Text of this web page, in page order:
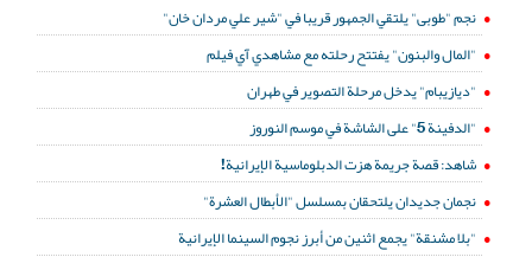
نجم "طوبى" يلتقي الجمهور قريبا في "شير علي مردان خان"
"المال والبنون" يفتتح رحلته مع مشاهدي آي فيلم
"ديازيبام" يدخل مرحلة التصوير في طهران
"الدفينة 5" على الشاشة في موسم النوروز
شاهد: قصة جريمة هزت الدبلوماسية الإيرانية!
نجمان جديدان يلتحقان بمسلسل "الأبطال العشرة"
"بلا مشنقة" يجمع اثنين من أبرز نجوم السينما الإيرانية